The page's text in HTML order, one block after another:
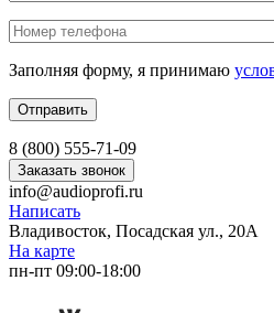
Заполняя форму, я принимаю
8 (800) 555-71-09
Заказать звонок
info@audioprofi.ru
Написать
Владивосток, Посадская ул., 20А
На карте
пн-пт 09:00-18:00